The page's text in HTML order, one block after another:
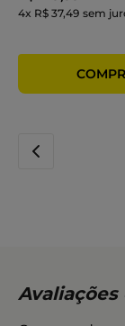
4x R$ 37,49 sem